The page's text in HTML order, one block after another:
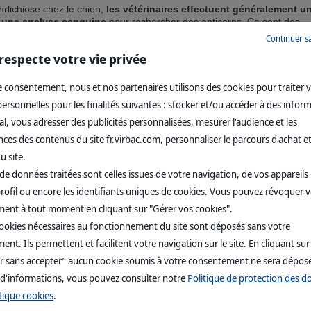
chez le chien,
les vétérinaires effectuent généralement un
analyse sanguinepour rechercher des anticorps. Ce sont des
par le système immunitaire lorsqu'il rencontre un agent
temps après la première exposition pour que le système immunitaire
Ainsi, un test d'anticorps pour
Ehrlichia canis
pourrait être négatif si
très récemment. Si votre vétérinaire soupçonne toujours une
négatif, il pourrait recommander de répéter le test quelques
le diagnostic.
potentielles de l'ehrlichiose chez le chien, votre vétérinaire
supplémentaires pour vérifier la santé de votre chien. Ceux-ci
sanguine (NFS) complète pour vérifier les niveaux de cellules
pour vérifier les enzymes hépatiques et les protéines
pour détecter la présence de protéines dans l'urine (un signe de
canine ?
est généralement
votre vie privée
consentement, nous et nos partenaires utilisons des cookies pour traiter
pour les finalités suivantes : stocker et/ou accéder à des
vous adresser des publicités personnalisées, mesurer l'audience et les
des contenus du site fr.virbac.com, personnaliser le parcours d'achat
site.
données traitées sont celles issues de votre navigation, de vos appareils
ou encore les identifiants uniques de cookies. Vous pouvez révoquer
à tout moment en cliquant sur "Gérer vos cookies".
nécessaires au fonctionnement du site sont déposés sans votre
Ils permettent et facilitent votre navigation sur le site. En cliquant sur
sans accepter” aucun cookie soumis à votre consentement ne sera
vous pouvez consulter notre Politique de protection des
cookies.
Continuer